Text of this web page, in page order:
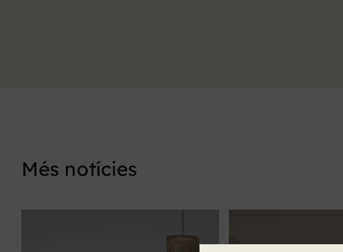
Més notícies